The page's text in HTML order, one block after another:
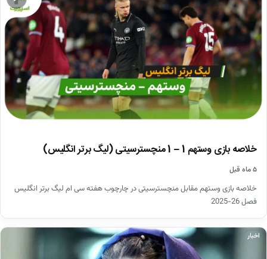
خلاصه بازی وستهم 1 – 1 منچسترسیتی (لیگ برتر انگلیس)
۵ ماه قبل
خلاصه بازی وستهم مقابل منچسترسیتی در چارچوب هفته سی ام لیگ برتر انگلیس
فصل 26-2025
اخبار